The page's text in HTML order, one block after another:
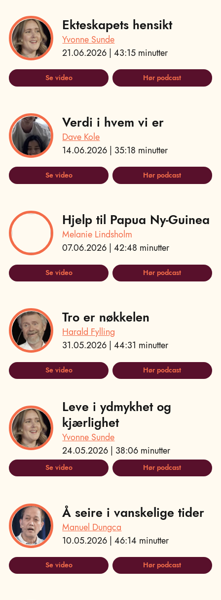
Ekteskapets hensikt
Yvonne Sunde
21.06.2026 | 43:15 minutter
Se video Hør podcast
Verdi i hvem vi er
Dave Kole
14.06.2026 | 35:18 minutter
Se video Hør podcast
Hjelp til Papua Ny-Guinea
Melanie Lindsholm
07.06.2026 | 42:48 minutter
Se video Hør podcast
Tro er nøkkelen
Harald Fylling
31.05.2026 | 44:31 minutter
Se video Hør podcast
Leve i ydmykhet og
kjærlighet
Yvonne Sunde
24.05.2026 | 38:06 minutter
Se video Hør podcast
Å seire i vanskelige tider
Manuel Dungca
10.05.2026 | 46:14 minutter
Se video Hør podcast